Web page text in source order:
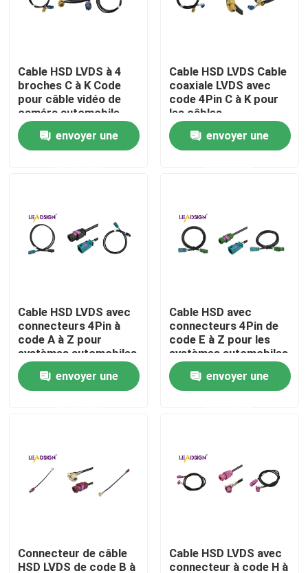
Des produits
À propos de nous
Visite de l'usine
Contrôle de qualité
Demander un devis
Connecteur de carte PCB de FAKRA
Cable HSD LVDS à 4
broches C à K Code
pour câble vidéo de
caméra automobile
envoyer une
Cable HSD LVDS Cable
coaxiale LVDS avec
code 4Pin C à K pour
les câbles
automobiles
envoyer une
Cable HSD LVDS avec
connecteurs 4Pin à
code A à Z pour
systèmes automobiles
envoyer une
Cable HSD avec
connecteurs 4Pin de
code E à Z pour les
systèmes automobiles
envoyer une
Connecteur de câble
HSD LVDS de code B à
Cable HSD LVDS avec
connecteur à code H à